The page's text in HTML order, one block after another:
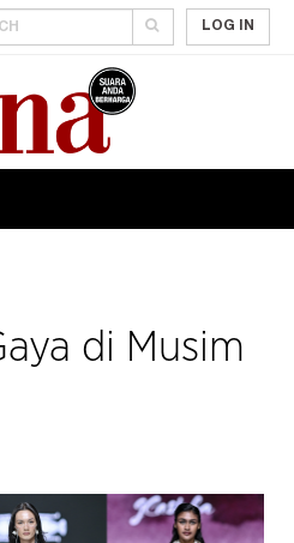
LOG IN
di Musim